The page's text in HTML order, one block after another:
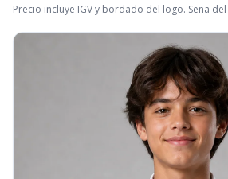
Precio incluye IGV y bordado del logo. Seña